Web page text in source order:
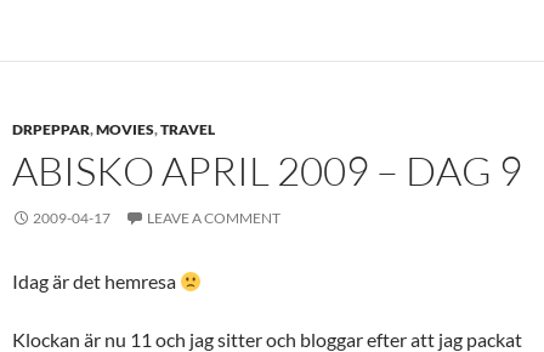
DRPEPPAR,MOVIES,TRAVEL
ABISKO APRIL 2009 – DAG 9
2009-04-17 LEAVE A COMMENT
Idag är det hemresa
Klockan är nu 11 och jag sitter och bloggar efter att jag packat